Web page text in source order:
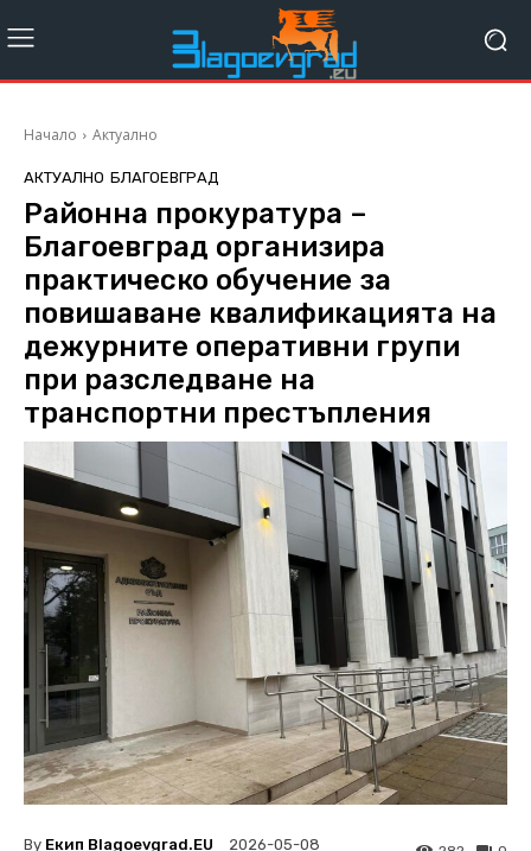
Начало Актуално
АКТУАЛНО БЛАГОЕВГРАД
Районна прокуратура –
Благоевград организира
практическо обучение за
повишаване квалификацията на
дежурните оперативни групи
при разследване на
транспортни престъпления
By Екип Blagoevgrad.EU 2026-05-08